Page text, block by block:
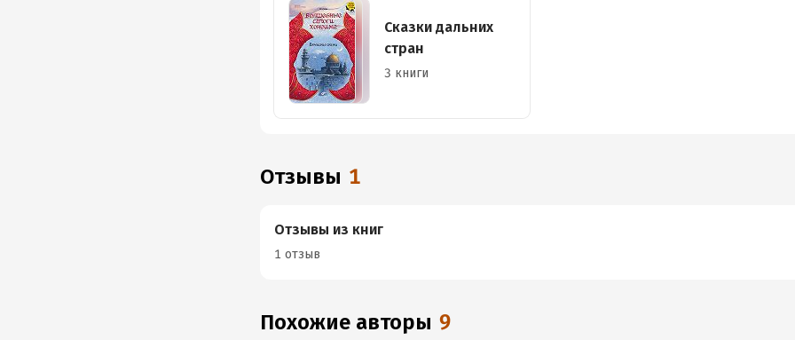
Сказки дальних
стран
3 книги
Отзывы 1
Отзывы из книг
1 отзыв
Похожие авторы 9